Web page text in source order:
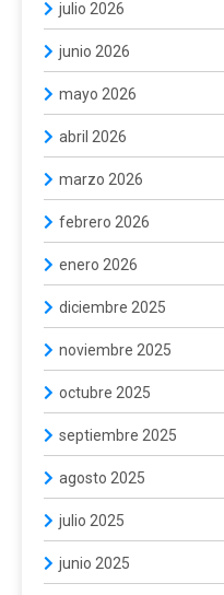
julio 2026
junio 2026
mayo 2026
abril 2026
marzo 2026
febrero 2026
enero 2026
diciembre 2025
noviembre 2025
octubre 2025
septiembre 2025
agosto 2025
julio 2025
junio 2025